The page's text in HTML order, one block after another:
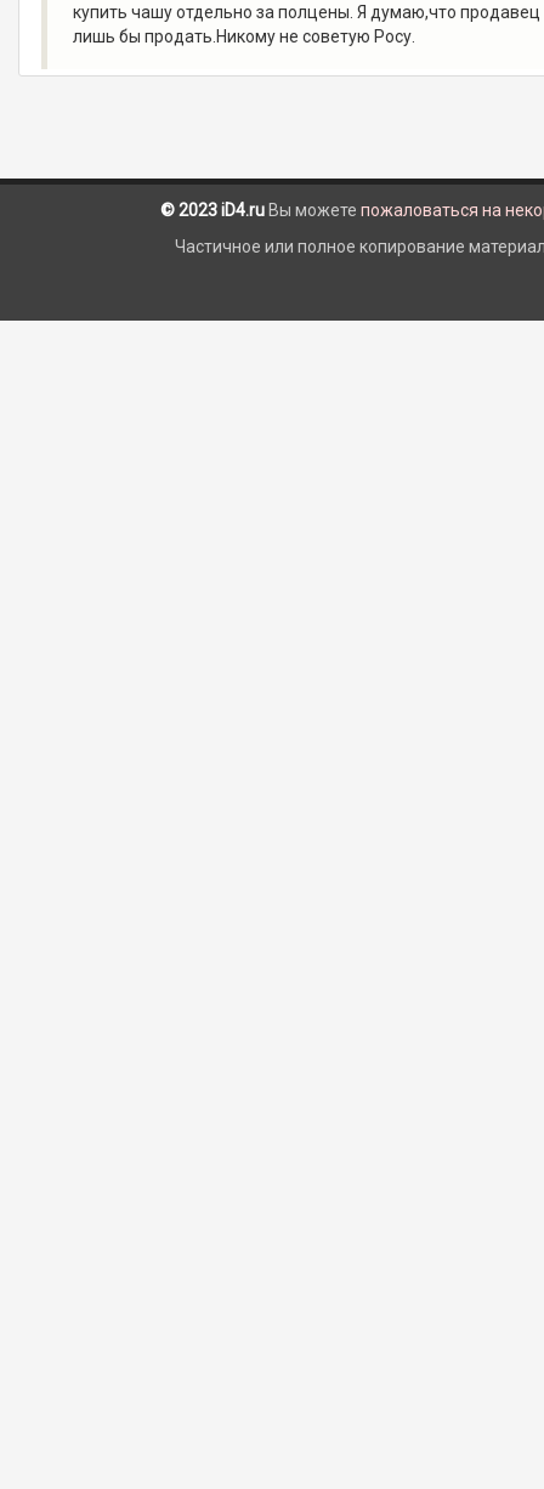
купить чашу отдельно за полцены. Я думаю,что
лишь бы продать.Никому не советую Росу.
© 2023 iD4.ru Вы можете пожаловаться на
Частичное или полное копирование